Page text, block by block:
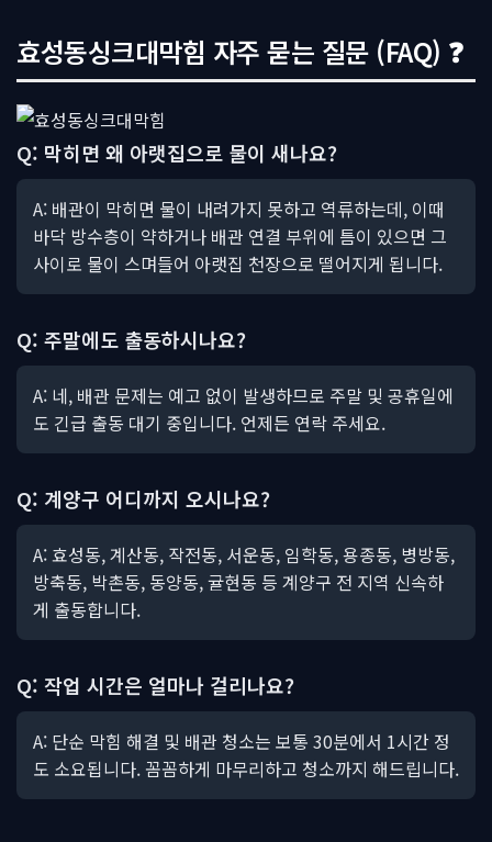
효성동싱크대막힘 자주 묻는 질문 (FAQ) ❓
Q: 막히면 왜 아랫집으로 물이 새나요?
A: 배관이 막히면 물이 내려가지 못하고 역류하는데, 이때
바닥 방수층이 약하거나 배관 연결 부위에 틈이 있으면 그
사이로 물이 스며들어 아랫집 천장으로 떨어지게 됩니다.
Q: 주말에도 출동하시나요?
A: 네, 배관 문제는 예고 없이 발생하므로 주말 및 공휴일에
도 긴급 출동 대기 중입니다. 언제든 연락 주세요.
Q: 계양구 어디까지 오시나요?
A: 효성동, 계산동, 작전동, 서운동, 임학동, 용종동, 병방동,
방축동, 박촌동, 동양동, 귤현동 등 계양구 전 지역 신속하
게 출동합니다.
Q: 작업 시간은 얼마나 걸리나요?
A: 단순 막힘 해결 및 배관 청소는 보통 30분에서 1시간 정
도 소요됩니다. 꼼꼼하게 마무리하고 청소까지 해드립니다.